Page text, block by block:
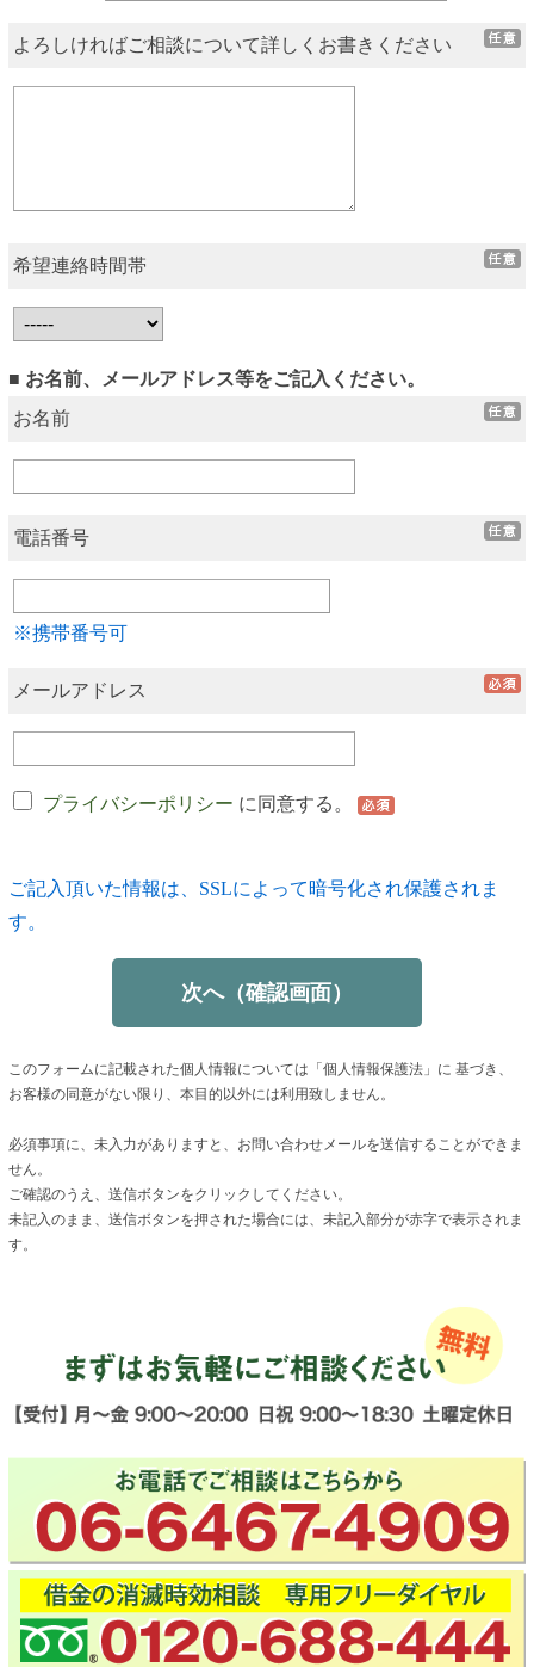
よろしければご相談について詳しくお書きください
希望連絡時間帯
■ お名前、メールアドレス等をご記入ください。
お名前
電話番号
※携帯番号可
メールアドレス
プライバシーポリシー に同意する。
ご記入頂いた情報は、SSLによって暗号化され保護されま
す。
このフォームに記載された個人情報については「個人情報保護法」に 基づき、
お客様の同意がない限り、本目的以外には利用致しません。
必須事項に、未入力がありますと、お問い合わせメールを送信することができま
せん。
ご確認のうえ、送信ボタンをクリックしてください。
未記入のまま、送信ボタンを押された場合には、未記入部分が赤字で表示されま
す。